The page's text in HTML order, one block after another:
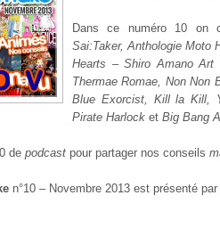
Dans ce numéro 10 on
Sai:Taker, Anthologie Moto
Hearts – Shiro Amano Art
Thermae Romae, Non Non
Blue Exorcist, Kill la Kill,
Pirate Harlock et Big Bang
de podcast pour partager nos conseils
n°10 – Novembre 2013 est présenté par